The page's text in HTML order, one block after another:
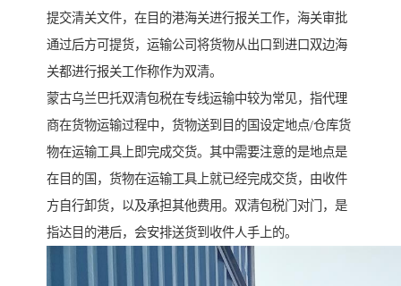
提交清关文件，在目的港海关进行报关工作，海关审批
通过后方可提货，运输公司将货物从出口到进口双边海
关都进行报关工作称作为双清。
蒙古乌兰巴托双清包税在专线运输中较为常见，指代理
商在货物运输过程中，货物送到目的国设定地点/仓库货
物在运输工具上即完成交货。其中需要注意的是地点是
在目的国，货物在运输工具上就已经完成交货，由收件
方自行卸货，以及承担其他费用。双清包税门对门，是
指达目的港后，会安排送货到收件人手上的。